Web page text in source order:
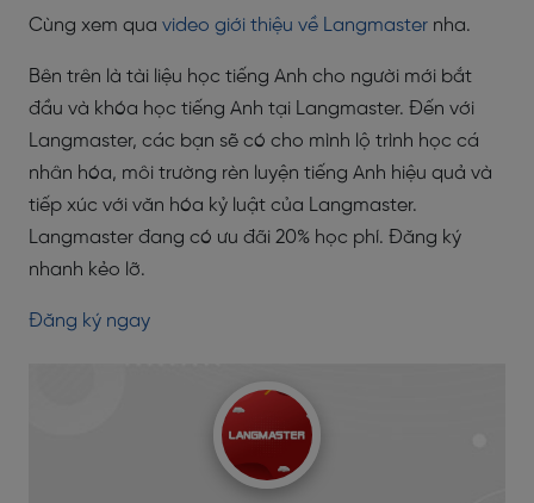
Cùng xem qua video giới thiệu về Langmaster nha.
Bên trên là tài liệu học tiếng Anh cho người mới bắt
đầu và khóa học tiếng Anh tại Langmaster. Đến với
Langmaster, các bạn sẽ có cho mình lộ trình học cá
nhân hóa, môi trường rèn luyện tiếng Anh hiệu quả và
tiếp xúc với văn hóa kỷ luật của Langmaster.
Langmaster đang có ưu đãi 20% học phí. Đăng ký
nhanh kẻo lỡ.
Đăng ký ngay